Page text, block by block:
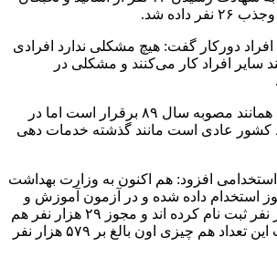
داده شد.
دورکار گفت: هیچ مشکلی ندارد افرادی
سایر افراد کار می‌کنند و مشکلی در
او یادآور شد:دورکاری همانند مصوبه سال ۸۹ برقرار است اما در
عادی است مانند گذشته خدمات دهی
افزود: هم اکنون به وزارت بهداشت
مجوز استخدام داده شده و در آزمون آموزش و
پرورش حدود ۲۹ هزار نفر ثبت نام کرده اند و مجوز ۲۹ هزار نفر هم
داده شده و برای جذب این تعداد هم چیزی اون بالغ بر ۵۷۹ هزار نفر